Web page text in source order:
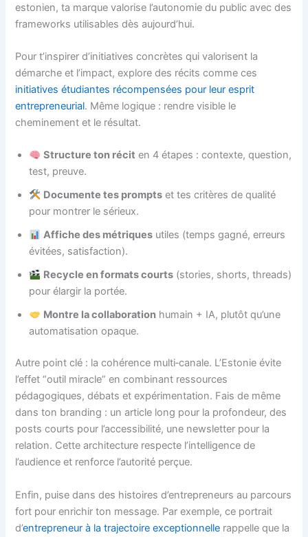
estonien, ta marque valorise l’autonomie du public avec des
frameworks utilisables dès aujourd’hui.
Pour t’inspirer d’initiatives concrètes qui valorisent la
démarche et l’impact, explore des récits comme ces
initiatives étudiantes récompensées pour leur esprit
entrepreneurial. Même logique : rendre visible le
cheminement et le résultat.
Structure ton récit en 4 étapes : contexte, question,
test, preuve.
Documente tes prompts et tes critères de qualité
pour montrer le sérieux.
Affiche des métriques utiles (temps gagné, erreurs
évitées, satisfaction).
Recycle en formats courts (stories, shorts, threads)
pour élargir la portée.
Montre la collaboration humain + IA, plutôt qu’une
automatisation opaque.
Autre point clé : la cohérence multi‑canale. L’Estonie évite
l’effet “outil miracle” en combinant ressources
pédagogiques, débats et expérimentation. Fais de même
dans ton branding : un article long pour la profondeur, des
posts courts pour l’accessibilité, une newsletter pour la
relation. Cette architecture respecte l’intelligence de
l’audience et renforce l’autorité perçue.
Enfin, puise dans des histoires d’entrepreneurs au parcours
fort pour enrichir ton message. Par exemple, ce portrait
d’entrepreneur à la trajectoire exceptionnelle rappelle que la